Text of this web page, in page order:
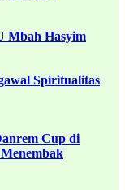
Mbah Hasyim
Spiritualitas
Cup di